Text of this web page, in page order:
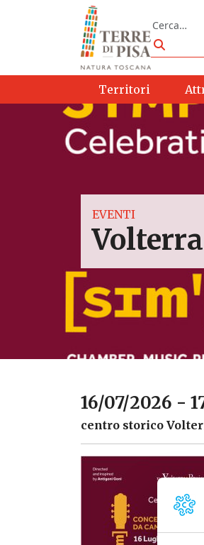
Vai al contenuto
Cerca
Cerca
Territori
EVENTI
16/07/2026 -
centro storico